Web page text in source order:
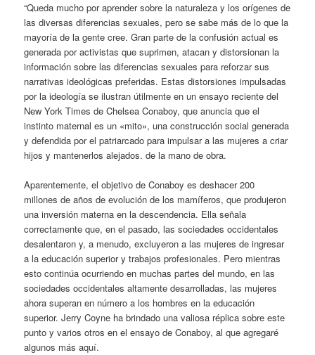
“Queda mucho por aprender sobre la naturaleza y los orígenes de
las diversas diferencias sexuales, pero se sabe más de lo que la
mayoría de la gente cree. Gran parte de la confusión actual es
generada por activistas que suprimen, atacan y distorsionan la
información sobre las diferencias sexuales para reforzar sus
narrativas ideológicas preferidas. Estas distorsiones impulsadas
por la ideología se ilustran útilmente en un ensayo reciente del
New York Times de Chelsea Conaboy, que anuncia que el
instinto maternal es un «mito», una construcción social generada
y defendida por el patriarcado para impulsar a las mujeres a criar
hijos y mantenerlos alejados. de la mano de obra.
Aparentemente, el objetivo de Conaboy es deshacer 200
millones de años de evolución de los mamíferos, que produjeron
una inversión materna en la descendencia. Ella señala
correctamente que, en el pasado, las sociedades occidentales
desalentaron y, a menudo, excluyeron a las mujeres de ingresar
a la educación superior y trabajos profesionales. Pero mientras
esto continúa ocurriendo en muchas partes del mundo, en las
sociedades occidentales altamente desarrolladas, las mujeres
ahora superan en número a los hombres en la educación
superior. Jerry Coyne ha brindado una valiosa réplica sobre este
punto y varios otros en el ensayo de Conaboy, al que agregaré
algunos más aquí.